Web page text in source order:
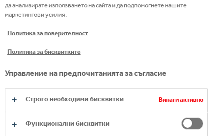
Coca-Cola HBC.
да анализирате използването на сайта и да подпомогнете нашите
маркетингови усилия.
Политика за поверителност
Политика за бисквитките
Управление на предпочитанията за съгласие
Строго необходими бисквитки Винаги активно
Функционални бисквитки